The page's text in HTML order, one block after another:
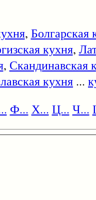
, Болгарская
кухня,
, Скандинавская
кухня ...
Ф... Х... Ц... Ч...